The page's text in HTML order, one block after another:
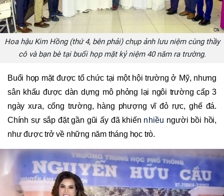
Hoa hậu Kim Hồng (thứ 4, bên phải) chụp ảnh lưu niệm cùng thầy
cô và bạn bè tại buổi họp mặt kỷ niệm 40 năm ra trường.
Buổi họp mặt được tổ chức tại một hội trường ở Mỹ, nhưng
sân khấu được dàn dựng mô phỏng lại ngôi trường cấp 3
ngày xưa, cổng trường, hàng phượng vĩ đỏ rực, ghế đá.
Chính sự sắp đặt gần gũi ấy đã khiến nhiều người bồi hồi,
như được trở về những năm tháng học trò.